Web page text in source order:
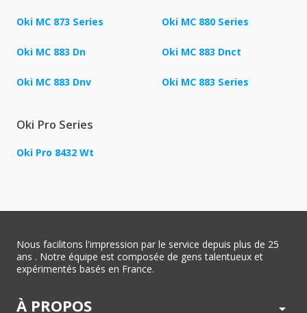
Oki MC 873 Series Oki MC 880 Series
Oki MC 883 Dn Oki MC 883 Dnct
Oki MC 883 Dnv Oki MC 883 Series
Oki Pro Series
Oki Pro 8432 Wt
Nous facilitons l'impression par le service depuis plus de 25
ans . Notre équipe est composée de gens talentueux et
expérimentés basés en France.
À PROPOS arrow_drop_down